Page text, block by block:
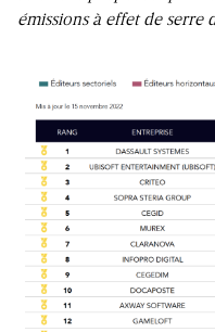
émissions à effet de serre